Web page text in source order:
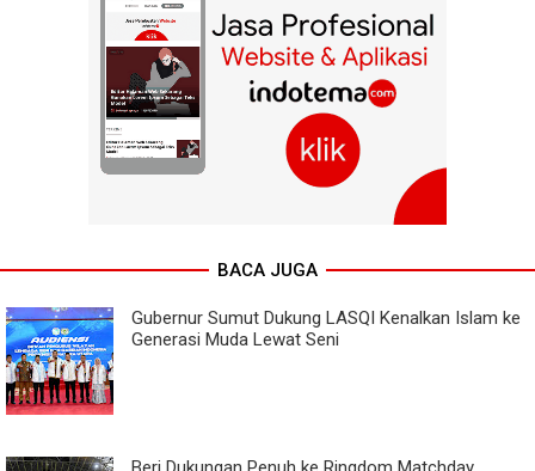
BACA JUGA
Gubernur Sumut Dukung LASQI Kenalkan Islam ke
Generasi Muda Lewat Seni